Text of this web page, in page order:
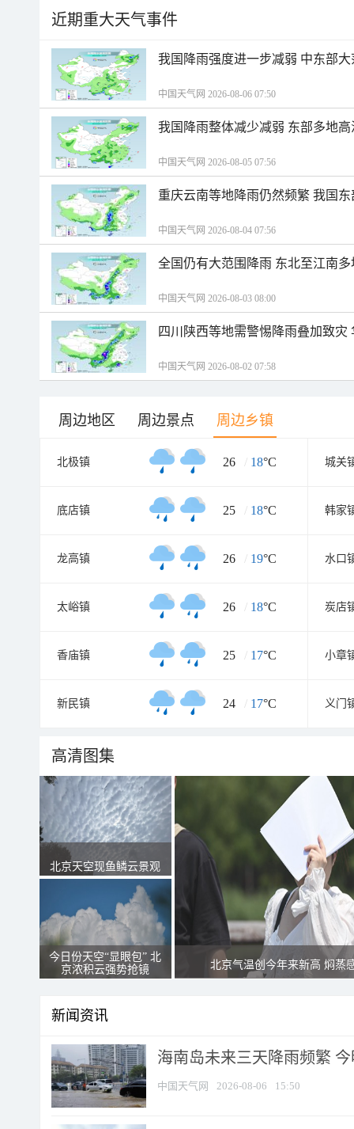
近期重大天气事件
我国降雨强度进一步减弱 中东部
中国天气网 2026-08-06 07:50
我国降雨整体减少减弱 东部多地
中国天气网 2026-08-05 07:56
重庆云南等地降雨仍然频繁 我国
中国天气网 2026-08-04 07:56
全国仍有大范围降雨 东北至江南
中国天气网 2026-08-03 08:00
四川陕西等地需警惕降雨叠加致
中国天气网 2026-08-02 07:58
周边地区 周边景点 周边乡镇
北极镇 26 / 18°C 城关
底店镇 25 / 18°C 韩家
龙高镇 26 / 19°C 水口
太峪镇 26 / 18°C 炭店
香庙镇 25 / 17°C 小章
新民镇 24 / 17°C 义门
高清图集
北京天空现鱼鳞云景观
今日份天空“显眼包” 北
京浓积云强势抢镜
北京气温创今年来新高 焖蒸
新闻资讯
海南岛未来三天降雨频繁
中国天气网 2026-08-06 15:50